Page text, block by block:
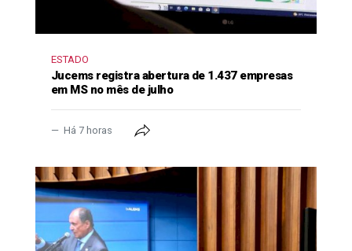
ESTADO
Jucems registra abertura de 1.437 empresas
em MS no mês de julho
Há 7 horas